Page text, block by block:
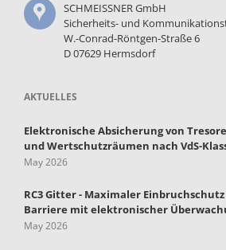
SCHMEISSNER GmbH
Sicherheits- und
W.-Conrad-Röntgen-Straße 6
D 07629 Hermsdorf
AKTUELLES
Elektronische Absicherung von
und Wertschutzräumen nach VdS-
May 2026
RC3 Gitter - Maximaler
Barriere mit elektronischer
May 2026